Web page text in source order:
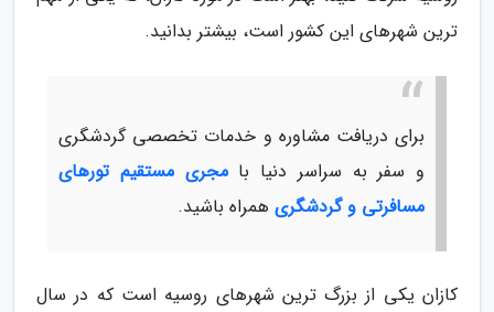
ترین شهرهای این کشور است، بیشتر بدانید.
برای دریافت مشاوره و خدمات تخصصی گردشگری
و سفر به سراسر دنیا بامجری مستقیم تورهای
مسافرتی و گردشگری همراه باشید.
کازان یکی از بزرگ ترین شهرهای روسیه است که در سال